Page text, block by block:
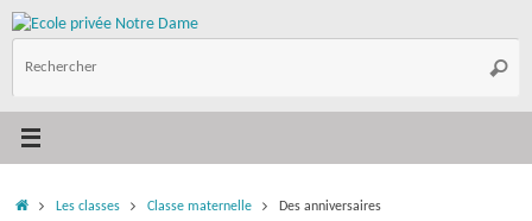
Passer
au
contenu
AccueilLes classes Classe maternelle Des anniversaires